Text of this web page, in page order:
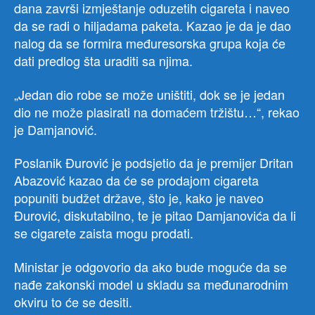
dana završi izmještanje oduzetih cigareta i naveo
da se radi o hiljadama paketa. Kazao je da je dao
nalog da se formira međuresorska grupa koja će
dati predlog šta uraditi sa njima.
„Jedan dio robe se može uništiti, dok se je jedan
dio ne može plasirati na domaćem tržištu…“, rekao
je Damjanović.
Poslanik Đurović je podsjetio da je premijer Dritan
Abazović kazao da će se prodajom cigareta
popuniti budžet države, što je, kako je naveo
Đurović, diskutabilno, te je pitao Damjanovića da li
se cigarete zaista mogu prodati.
Ministar je odgovorio da ako bude moguće da se
nađe zakonski model u skladu sa međunarodnim
okviru to će se desiti.